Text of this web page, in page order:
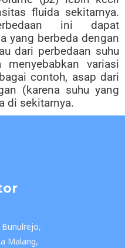
fluida sekitarnya.
ini dapat
yang berbeda dengan
dari perbedaan suhu
variasi
contoh, asap dari
(karena suhu yang
di sekitarnya.
Bunulrejo,
Malang,